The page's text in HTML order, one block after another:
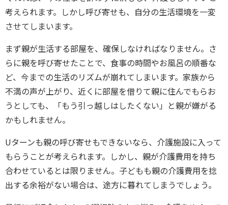
考えられます。しかし呼び寄せも、自分の生活環境を一変
させてしまいます。
まず親が生活する部屋を、確保しなければなりません。さ
らに親を呼び寄せたことで、食事の時間やお風呂の順番な
ど、今までの生活のリズムが崩れてしまいます。家族から
不満の声が上がり、近くに部屋を借りて親に住んでもらお
うとしても、「もう引っ越しはしたくない」と親が嫌がる
かもしれません。
Uターンも親の呼び寄せもできないなら、介護施設に入って
もらうことが考えられます。しかし、親が介護費用を持ち
合わせているとは限りません。子どもも親の介護費用を捻
出する余裕がない場合は、途方に暮れてしまうでしょう。